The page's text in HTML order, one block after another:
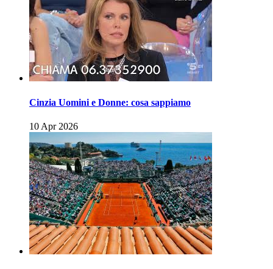
Cinzia Uomini e Donne: cosa sappiamo
10 Apr 2026